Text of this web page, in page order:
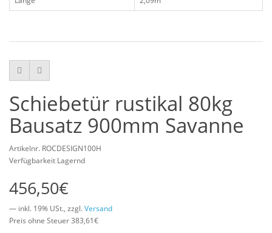
Schiebetür rustikal 80kg
Bausatz 900mm Savanne
Artikelnr. ROCDESIGN100H
Verfügbarkeit Lagernd
456,50€
— inkl. 19% USt., zzgl.Versand
Preis ohne Steuer 383,61€